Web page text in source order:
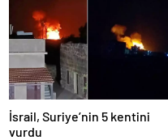
İsrail, Suriye’nin 5 kentini
vurdu